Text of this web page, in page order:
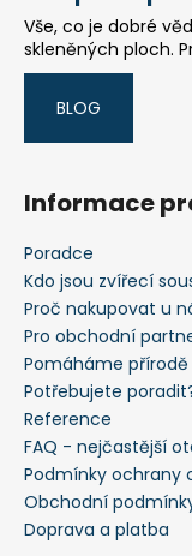
Vše, co je dobré
skleněných ploch.
BLOG
Informace
Poradce
Kdo jsou zvířecí
Proč nakupovat u
Pro obchodní
Pomáháme přírodě
Potřebujete
Reference
FAQ - nejčastější
Podmínky ochrany
Obchodní
Doprava a platba